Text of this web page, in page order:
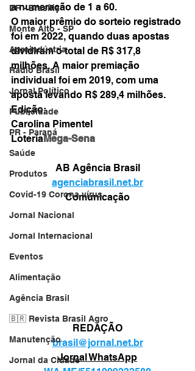
DF - Brasília
Monte Alto - SP
Agroindústria
Rádio Brasil
Jornal Político
Publicidade
PR - Paraná
Saúde
Produtos
Covid-19 Corona vírus
Jornal Nacional
Jornal Internacional
Eventos
Alimentação
Agência Brasil
🇧🇷 Revista Brasil Agro
Manutenção
Jornal da Cidade
a numeração de 1 a 60.
O maior prêmio do sorteio registrado
foi em 2022, quando duas apostas
dividiram o total de R$ 317,8
milhões. A maior premiação
individual foi em 2019, com uma
aposta levando R$ 289,4 milhões.
Edição:
Carolina Pimentel
LoteriaMega-Sena
AB Agência Brasil
agenciabrasil.net.br
Comunicação
REDAÇÃO
brasil@jornal.net.br
Jornal WhatsApp